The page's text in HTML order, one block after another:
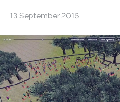
13 September 2016